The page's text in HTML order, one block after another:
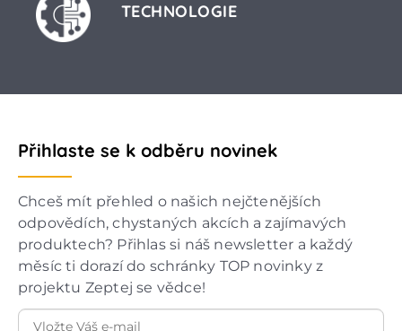
TECHNOLOGIE
Přihlaste se k odběru novinek
Chceš mít přehled o našich nejčtenějších
odpovědích, chystaných akcích a zajímavých
produktech? Přihlas si náš newsletter a každý
měsíc ti dorazí do schránky TOP novinky z
projektu Zeptej se vědce!